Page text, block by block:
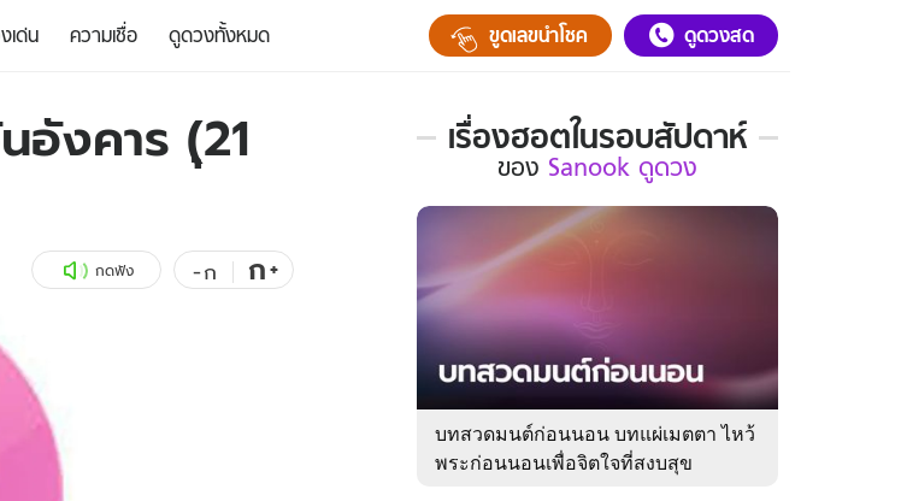
ลฟ์สไตล์
ยรุ่น
สุขภาพ
Thailand
Sanook Choice
ดูทีวี
ความรู้รอบตัว
ฮาวทู
เด่น ความเชื่อ ดูดวงทั้งหมด ขูดเลขนำโชค ดูดวงสด
อังคาร (ุ21
กดฟัง -ก ก+
เรื่องฮอตในรอบสัปดาห์
เรื่อง
ใน
รอบ
ของ
Sanook
ดูด
ของ Sanook ดูดวง
บทสวดมนต์ก่อนนอน บทแผ่เมตตา ไหว้
พระก่อนนอนเพื่อจิตใจที่สงบสุข